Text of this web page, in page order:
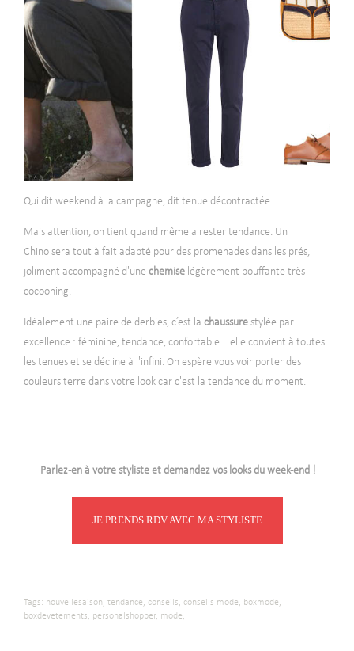
Qui dit weekend à la campagne, dit tenue décontractée.
Mais attention, on tient quand même a rester tendance. Un
Chino sera tout à fait adapté pour des promenades dans les prés,
joliment accompagné d'une chemise légèrement bouffante très
cocooning.
Idéalement une paire de derbies, c’est la chaussure stylée par
excellence : féminine, tendance, confortable… elle convient à toutes
les tenues et se décline à l'infini. On espère vous voir porter des
couleurs terre dans votre look car c'est la tendance du moment.
Parlez-en à votre styliste et demandez vos looks du week-end !
JE PRENDS RDV AVEC MA STYLISTE
Tags: nouvellesaison, tendance, conseils, conseils mode, boxmode,
boxdevetements, personalshopper, mode,